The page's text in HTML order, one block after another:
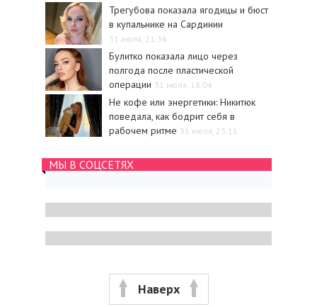
Трегубова показала ягодицы и бюст
в купальнике на Сардинии
31 июля, 21:36
Булитко показала лицо через
полгода после пластической
операции 31 июля, 18:04
Не кофе или энергетики: Никитюк
поведала, как бодрит себя в
рабочем ритме 31 июля, 23:11
МЫ В СОЦСЕТЯХ
Наверх